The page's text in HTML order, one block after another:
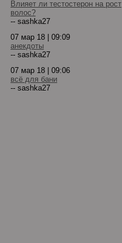
Влияет ли тестостерон на рост
волос?
-- sashka27
07 мар 18 | 09:09
анекдоты
-- sashka27
07 мар 18 | 09:06
всё для бани
-- sashka27